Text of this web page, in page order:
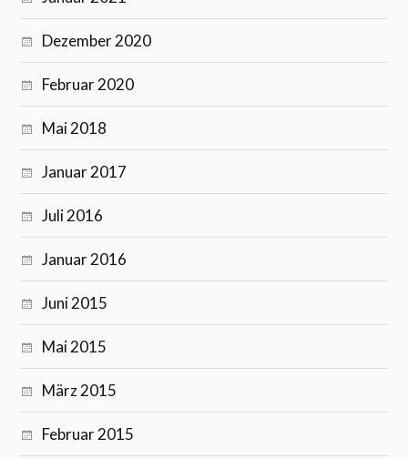
Dezember 2020
Februar 2020
Mai 2018
Januar 2017
Juli 2016
Januar 2016
Juni 2015
Mai 2015
März 2015
Februar 2015